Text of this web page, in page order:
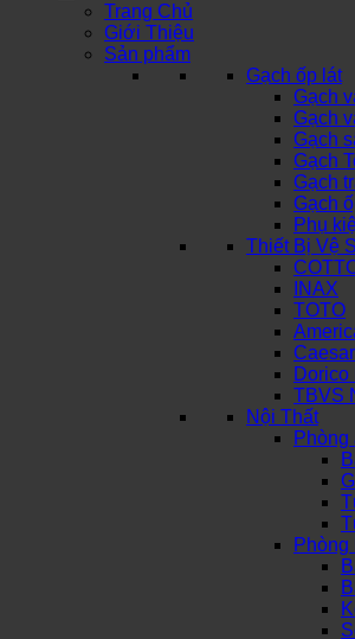
Trang Chủ
Giới Thiệu
Sản phẩm
Gạch ốp lát
Gạch
Gạch
Gạch
Gạch
Gạch
Gạch
Phụ
Thiết Bị Vệ
INAX
TOTO
Caesar
Dorico
TBVS
Nội Thất
Phòng
Phòng